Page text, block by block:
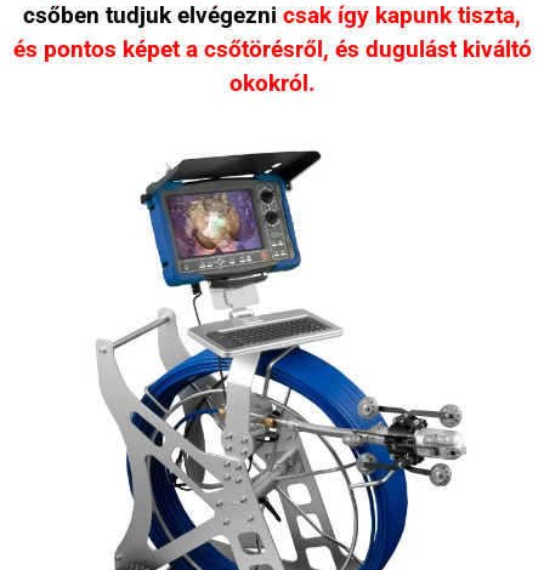
csőben tudjuk elvégezni csak így kapunk tiszta,
és pontos képet a csőtörésről, és dugulást kiváltó
okokról.